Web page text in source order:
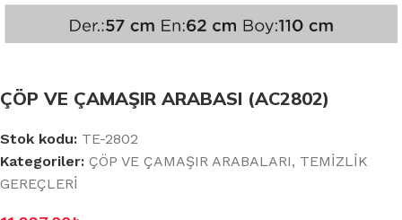
ÇÖP VE ÇAMAŞIR ARABASI (AC2802)
Stok kodu: TE-2802
Kategoriler: ÇÖP VE ÇAMAŞIR ARABALARI, TEMİZLİK
GEREÇLERİ